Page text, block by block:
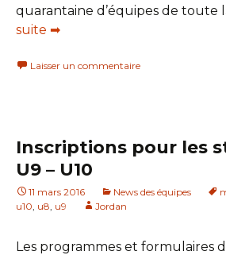
quarantaine d’équipes de toute
suite ➡
Laisser un commentaire
Inscriptions pour les
U9 – U10
11 mars 2016 News des équipes
u10 u8 u9 Jordan
Les programmes et formulaires